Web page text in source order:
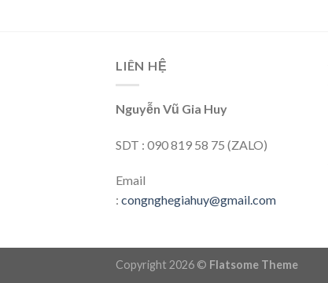
LIÊN HỆ
Nguyễn Vũ Gia Huy
SDT : 090 819 58 75 (ZALO)
Email
: congnghegiahuy@gmail.com
Copyright 2026 © Flatsome Theme